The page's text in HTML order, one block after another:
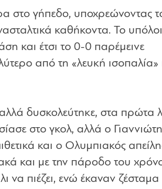
στο γήπεδο, υποχρεώνοντας
καθήκοντα. Το
και έτσι το 0-0 παρέμεινε
από τη «λευκή ισοπαλία»
δυσκολεύτηκε, στα πρώτα
στο γκολ, αλλά ο
και ο Ολυμπιακός
και με την πάροδο του
να πιέζει, ενώ έκαναν ζέσταμα